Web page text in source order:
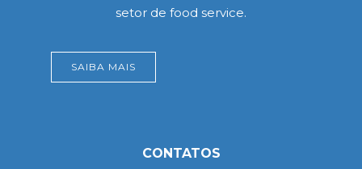
setor de food service.
SAIBA MAIS
CONTATOS